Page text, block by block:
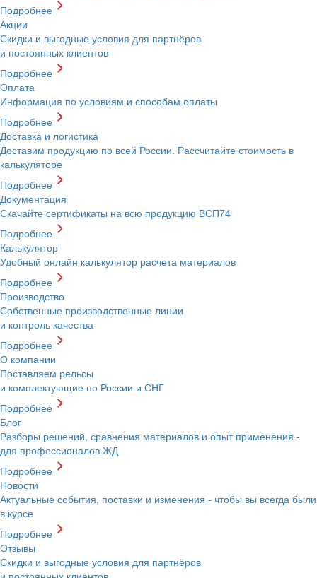
Подробнее
Акции
Скидки и выгодные условия для партнёров
и постоянных клиентов
Подробнее
Оплата
Информация по условиям и способам оплаты
Подробнее
Доставка и логистика
Доставим продукцию по всей России. Рассчитайте стоимость в
калькуляторе
Подробнее
Документация
Скачайте сертификаты на всю продукцию ВСП74
Подробнее
Калькулятор
Удобный онлайн калькулятор расчета материалов
Подробнее
Производство
Собственные производственные линии
и контроль качества
Подробнее
О компании
Поставляем рельсы
и комплектующие по России и СНГ
Подробнее
Блог
Разборы решений, сравнения материалов и опыт применения -
для профессионалов ЖД
Подробнее
Новости
Актуальные события, поставки и изменения - чтобы вы всегда были
в курсе
Подробнее
Отзывы
Скидки и выгодные условия для партнёров